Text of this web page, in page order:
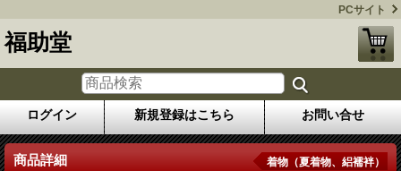
PCサイト
福助堂
ログイン 新規登録はこちら お問い合せ
商品詳細 着物（夏着物、絽襦袢）